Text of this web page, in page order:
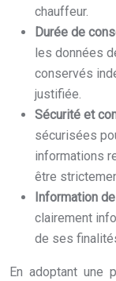
chauffeur.
Durée de
les données
conservés
justifiée.
Sécurité et
sécurisées
informations
être
Information
clairement
de ses
En adoptant une